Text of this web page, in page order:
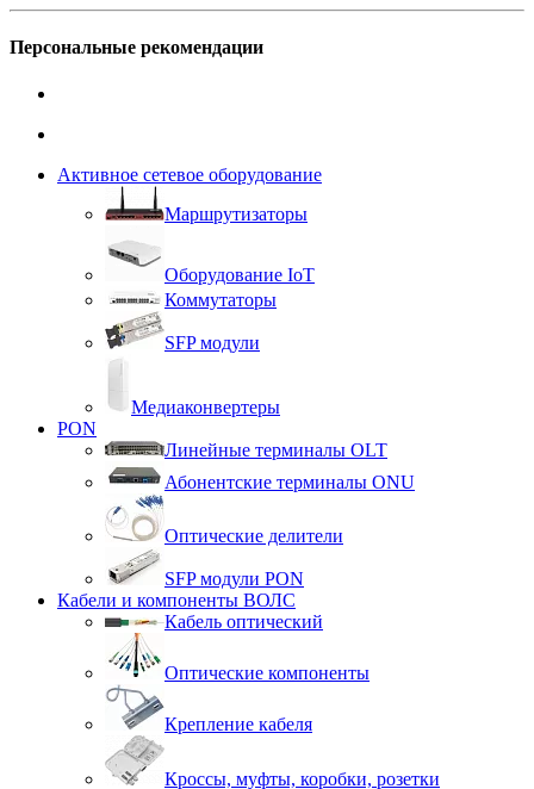
Персональные рекомендации
Активное сетевое оборудование
Маршрутизаторы
Оборудование IoT
Коммутаторы
SFP модули
Медиаконвертеры
PON
Линейные терминалы OLT
Абонентские терминалы ONU
Оптические делители
SFP модули PON
Кабели и компоненты ВОЛС
Кабель оптический
Оптические компоненты
Крепление кабеля
Кроссы, муфты, коробки, розетки